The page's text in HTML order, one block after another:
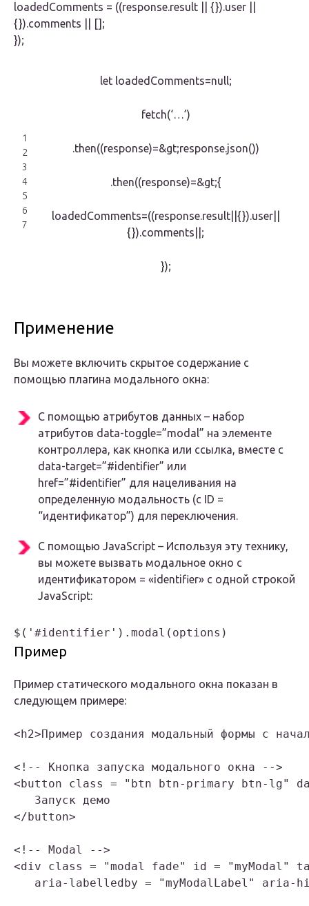
loadedComments = ((response.result || {}).user ||
{}).comments || [];
});
1
2
3
4
5
6
7
let loadedComments=null;
fetch(‘…’)
.then((response)=&gt;response.json())
.then((response)=&gt;{
loadedComments=((response.result||{}).user||
{}).comments||;
});
Применение
Вы можете включить скрытое содержание с
помощью плагина модального окна:
С помощью атрибутов данных – набор
атрибутов data-toggle=”modal” на элементе
контроллера, как кнопка или ссылка, вместе с
data-target=”#identifier” или
href=”#identifier” для нацеливания на
определенную модальность (с ID =
“идентификатор”) для переключения.
С помощью JavaScript – Используя эту технику,
вы можете вызвать модальное окно с
идентификатором = «identifier» с одной строкой
JavaScript:
Пример
Пример статического модального окна показан в
следующем примере:
<h2>Пример создания модальный формы с
<!-- Кнопка запуска модального окна -->
<button class = "btn btn-primary btn-lg"
   Запуск демо
</button>
<!-- Modal -->
<div class = "modal fade" id =
aria-labelledby = "myModalLabel" aria-